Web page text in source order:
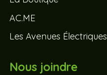
AC.ME
Les Avenues Électriques
Nous joindre